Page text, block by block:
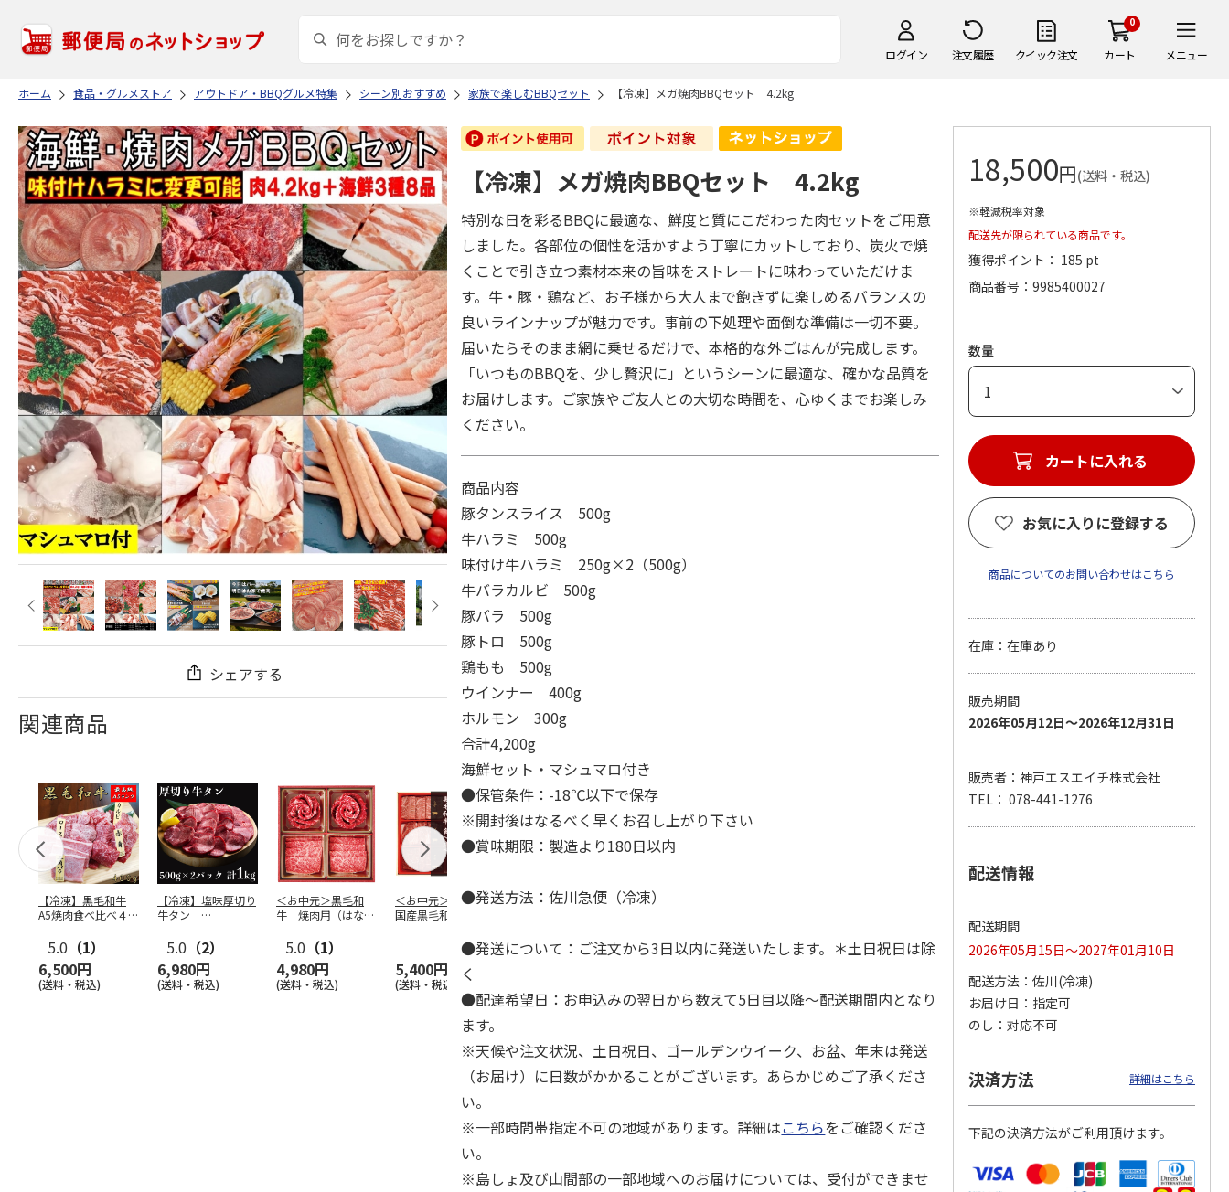
ログイン 注文履歴 クイック注文
0
カート メニュー
ホーム 食品・グルメストア アウトドア・BBQグルメ特集 シーン別おすすめ 家族で楽しむBBQセット 【冷凍】メガ焼肉BBQセット 4.2kg
シェアする
関連商品
【冷凍】黒毛和牛
A5焼肉食べ比べ４種
5.0 （1）
6,500円
(送料・税込)
【冷凍】塩味厚切り
牛タン
kg5.0 （2）
6,980円
(送料・税込)
＜お中元＞黒毛和
牛 焼肉用（はなも
5.0 （1）
4,980円
(送料・税込)
＜お中元＞【冷凍】
国産黒毛和牛 焼肉
5,400円
(送料・税込)
＜お中元＞【冷凍】
（４２０…
＜ご自宅用＞【冷
（６２０…
5.0（1）
＜お中元＞【冷凍】
【冷凍】全国各地の
ース
(送料・税込)
仙台名物 柔らか厚
4.7（3）
【冷凍】メガ焼肉BBQセット 4.2kg
特別な日を彩るBBQに最適な、鮮度と質にこだわった肉セットをご用意
しました。各部位の個性を活かすよう丁寧にカットしており、炭火で焼
くことで引き立つ素材本来の旨味をストレートに味わっていただけま
す。牛・豚・鶏など、お子様から大人まで飽きずに楽しめるバランスの
良いラインナップが魅力です。事前の下処理や面倒な準備は一切不要。
届いたらそのまま網に乗せるだけで、本格的な外ごはんが完成します。
「いつものBBQを、少し贅沢に」というシーンに最適な、確かな品質を
お届けします。ご家族やご友人との大切な時間を、心ゆくまでお楽しみ
ください。
商品内容
豚タンスライス 500g
牛ハラミ 500g
味付け牛ハラミ 250g×2（500g）
牛バラカルビ 500g
豚バラ 500g
豚トロ 500g
鶏もも 500g
ウインナー 400g
ホルモン 300g
合計4,200g
海鮮セット・マシュマロ付き
●保管条件：-18℃以下で保存
※開封後はなるべく早くお召し上がり下さい
●賞味期限：製造より180日以内
●発送方法：佐川急便（冷凍）
●発送について：ご注文から3日以内に発送いたします。＊土日祝日は除
く
●配達希望日：お申込みの翌日から数えて5日目以降～配送期間内となり
ます。
※天候や注文状況、土日祝日、ゴールデンウイーク、お盆、年末は発送
（お届け）に日数がかかることがございます。あらかじめご了承くださ
い。
※一部時間帯指定不可の地域があります。詳細はこちらをご確認くださ
い。
※島しょ及び山間部の一部地域へのお届けについては、受付ができませ
18,500円(送料・税込)
※軽減税率対象
配送先が限られている商品です。
獲得ポイント： 185 pt
商品番号
9985400027
数量
お気に入りに登録する
商品についてのお問い合わせはこちら
在庫：在庫あり
販売期間
2026年05月12日～2026年12月31日
販売者：神戸エスエイチ株式会社
TEL： 078-441-1276
配送情報
配送期間
2026年05月15日～2027年01月10日
配送方法
佐川(冷凍)
お届け日
指定可
のし
対応不可
決済方法 詳細はこちら
下記の決済方法がご利用頂けます。